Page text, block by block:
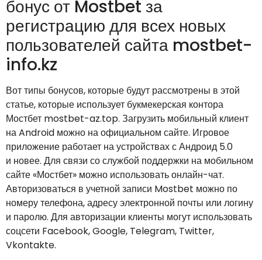
бонус от Mostbet за
регистрацию для всех новых
пользователей сайта mostbet-
info.kz
Вот типы бонусов, которые будут рассмотрены в этой
статье, которые использует букмекерская контора
Мостбет mostbet-az.top. Загрузить мобильный клиент
на Android можно на официальном сайте. Игровое
приложение работает на устройствах с Андроид 5.0
и новее. Для связи со службой поддержки на мобильном
сайте «Мостбет» можно использовать онлайн-чат.
Авторизоваться в учетной записи Mostbet можно по
номеру телефона, адресу электронной почты или логину
и паролю. Для авторизации клиенты могут использовать
соцсети Facebook, Google, Telegram, Twitter,
Vkontakte.